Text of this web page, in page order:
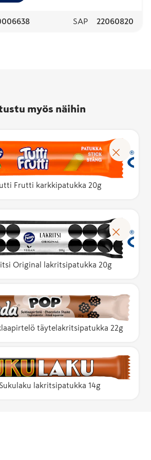
SAP 22060820
myös näihin
Frutti karkkipatukka 20g
Original lakritsipatukka 20g
täytelakritsipatukka 22g
lakritsipatukka 14g